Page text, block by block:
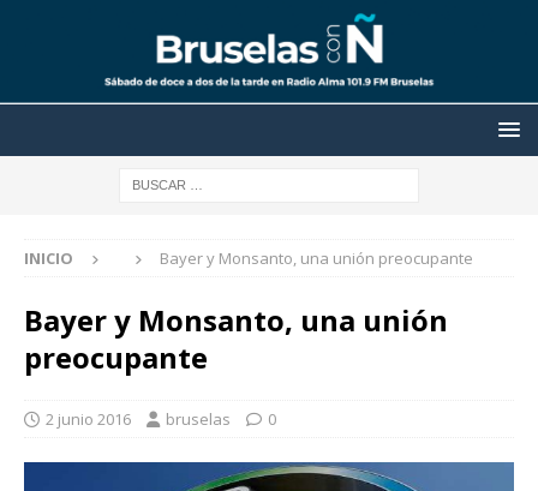
INICIO Bayer y Monsanto, una unión preocupante
Bayer y Monsanto, una unión
preocupante
2 junio 2016 bruselas 0